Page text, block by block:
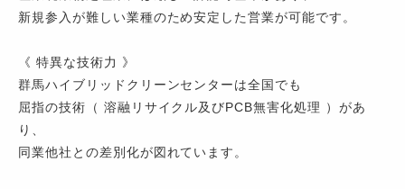
新規参入が難しい業種のため安定した営業が可能です。
《 特異な技術力 》
群馬ハイブリッドクリーンセンターは全国でも
屈指の技術（ 溶融リサイクル及びPCB無害化処理 ）があ
り、
同業他社との差別化が図れています。